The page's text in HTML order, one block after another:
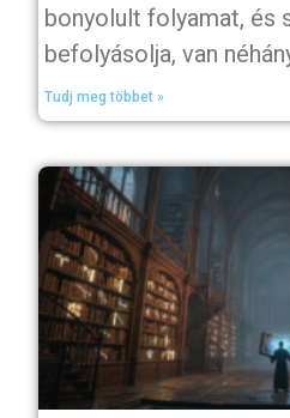
bonyolult folyamat, és
befolyásolja, van
Tudj meg többet »